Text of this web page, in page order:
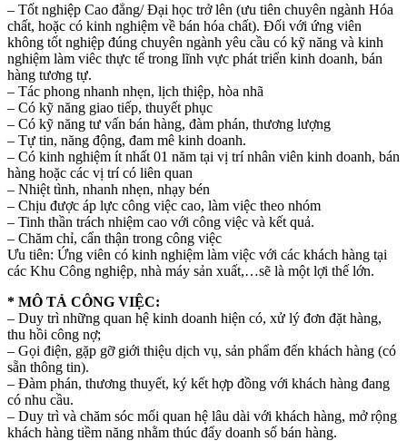
– Tốt nghiệp Cao đẳng/ Đại học trở lên (ưu tiên chuyên ngành Hóa
chất, hoặc có kinh nghiệm về bán hóa chất). Đối với ứng viên
không tốt nghiệp đúng chuyên ngành yêu cầu có kỹ năng và kinh
nghiệm làm viêc thực tế trong lĩnh vực phát triển kinh doanh, bán
hàng tương tự.
– Tác phong nhanh nhẹn, lịch thiệp, hòa nhã
– Có kỹ năng giao tiếp, thuyết phục
– Có kỹ năng tư vấn bán hàng, đàm phán, thương lượng
– Tự tin, năng động, đam mê kinh doanh.
– Có kinh nghiệm ít nhất 01 năm tại vị trí nhân viên kinh doanh, bán
hàng hoặc các vị trí có liên quan
– Nhiệt tình, nhanh nhẹn, nhạy bén
– Chịu được áp lực công việc cao, làm việc theo nhóm
– Tinh thần trách nhiệm cao với công việc và kết quả.
– Chăm chỉ, cẩn thận trong công việc
Ưu tiên: Ứng viên có kinh nghiệm làm việc với các khách hàng tại
các Khu Công nghiệp, nhà máy sản xuất,…sẽ là một lợi thế lớn.
* MÔ TẢ CÔNG VIỆC:
– Duy trì những quan hệ kinh doanh hiện có, xử lý đơn đặt hàng,
thu hồi công nợ;
– Gọi điện, gặp gỡ giới thiệu dịch vụ, sản phẩm đến khách hàng (có
sẵn thông tin).
– Đàm phán, thương thuyết, ký kết hợp đồng với khách hàng đang
có nhu cầu.
– Duy trì và chăm sóc mối quan hệ lâu dài với khách hàng, mở rộng
khách hàng tiềm năng nhằm thúc đẩy doanh số bán hàng.